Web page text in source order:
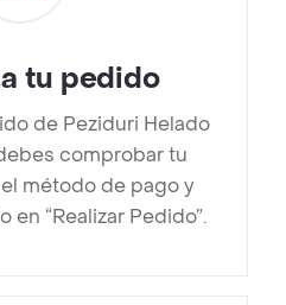
tu pedido
de Peziduri Helado
comprobar tu
método de pago y
en “Realizar Pedido”.